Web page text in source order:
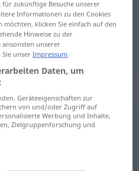
,folgenschwer,
zukünftige Besuche unserer
Informationen zu den Cookies
klicken Sie einfach auf den
Hinweise zu der
unserer
Sie unserImpressum.
Daten, um
Geräteeigenschaften zur
von und/oder Zugriff auf
Werbung und Inhalte,
Zielgruppenforschung und